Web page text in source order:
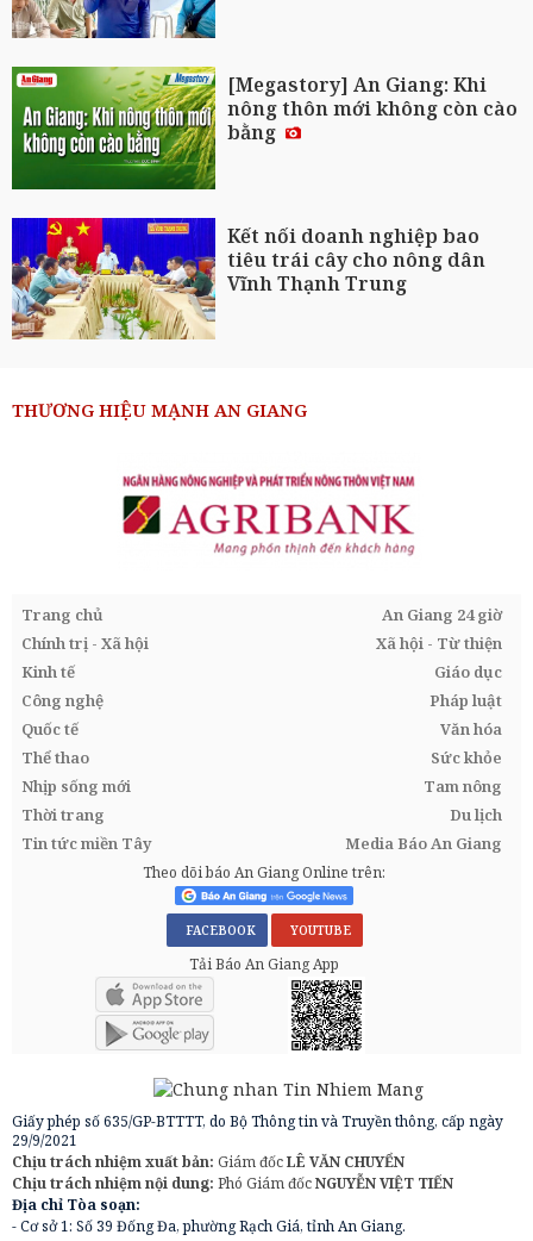
[Megastory] An Giang: Khi
nông thôn mới không còn cào
bằng
Kết nối doanh nghiệp bao
tiêu trái cây cho nông dân
Vĩnh Thạnh Trung
THƯƠNG HIỆU MẠNH AN GIANG
Trang chủ
An Giang 24 giờ
Chính trị - Xã hội
Xã hội - Từ thiện
Kinh tế
Giáo dục
Công nghệ
Pháp luật
Quốc tế
Văn hóa
Thể thao
Sức khỏe
Nhịp sống mới
Tam nông
Thời trang
Du lịch
Tin tức miền Tây
Media Báo An Giang
Theo dõi báo An Giang Online trên:
FACEBOOK YOUTUBE
Tải Báo An Giang App
Giấy phép số 635/GP-BTTTT, do Bộ Thông tin và Truyền thông, cấp ngày
29/9/2021
Chịu trách nhiệm xuất bản: Giám đốcLÊ VĂN CHUYỂN
Chịu trách nhiệm nội dung: Phó Giám đốcNGUYỄN VIỆT TIẾN
Địa chỉ Tòa soạn:
- Cơ sở 1: Số 39 Đống Đa, phường Rạch Giá, tỉnh An Giang.